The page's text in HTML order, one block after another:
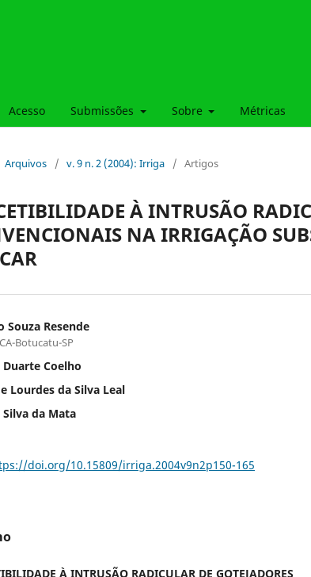
Acesso Submissões Sobre Métricas
Arquivos / v. 9 n. 2 (2004): Irriga / Artigos
À INTRUSÃO
NA IRRIGAÇÃO
Souza Resende
Botucatu-SP
Duarte Coelho
Lourdes da Silva Leal
Silva da Mata
doi.org/10.15809/irriga.2004v9n2p150-165
À INTRUSÃO RADICULAR DE GOTEJADORES